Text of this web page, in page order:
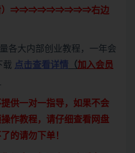
看）⇒⇒⇒⇒⇒⇒⇒⇒⇒右边
各大内部创业教程，一年会
载 点击查看详情 （加入会员
供一对一指导，如果不会
作教程，请仔细查看网盘
的请勿下单！